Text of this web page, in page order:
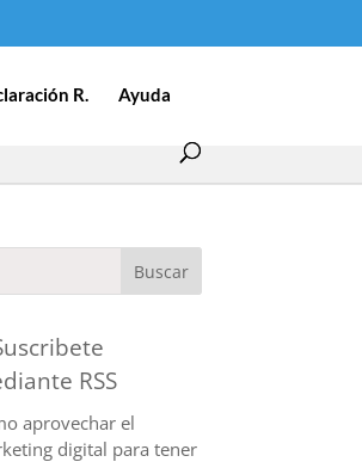
R. Ayuda
RSS
aprovechar el
digital para tener